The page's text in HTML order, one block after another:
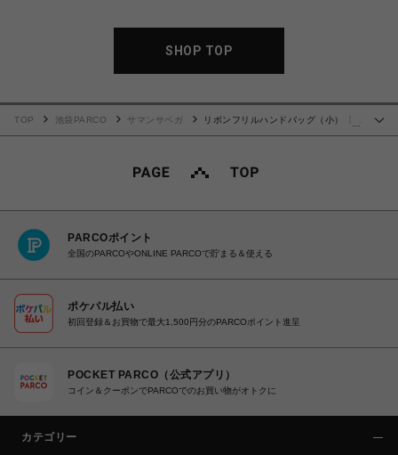
SHOP TOP
TOP 池袋PARCO サマンサベガ
リボンフリルハンドバッグ（小）【ホ
PARCOポイント
全国のPARCOやONLINE PARCOで貯まる＆使える
ポケパル払い
初回登録＆お買物で最大1,500円分のPARCOポイント進呈
POCKET PARCO（公式アプリ）
コイン＆クーポンでPARCOでのお買い物がオトクに
カテゴリー